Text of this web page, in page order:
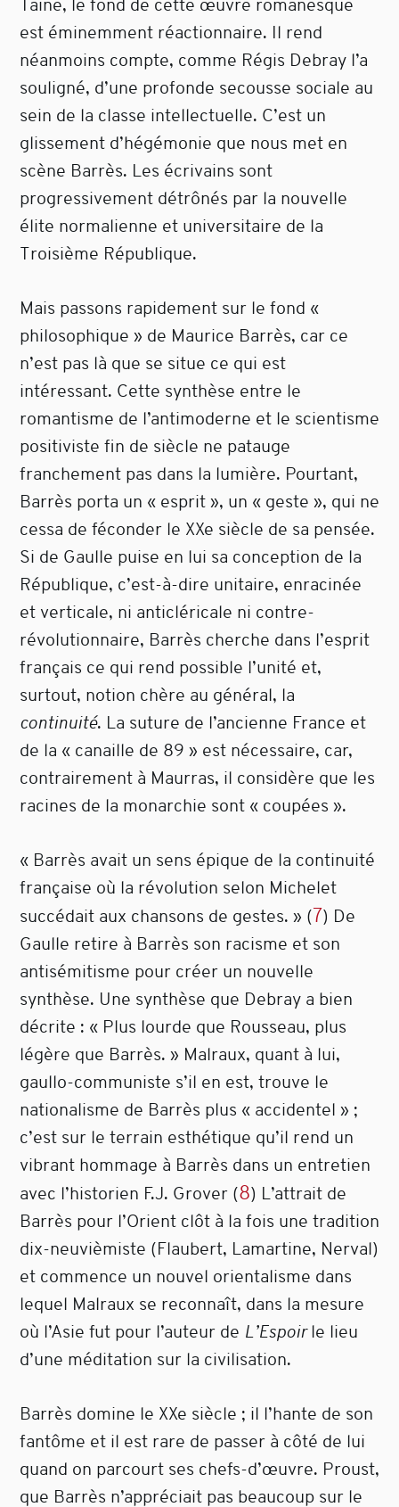
Taine, le fond de cette œuvre romanesque
est éminemment réactionnaire. Il rend
néanmoins compte, comme Régis Debray l’a
souligné, d’une profonde secousse sociale au
sein de la classe intellectuelle. C’est un
glissement d’hégémonie que nous met en
scène Barrès. Les écrivains sont
progressivement détrônés par la nouvelle
élite normalienne et universitaire de la
Troisième République.
Mais passons rapidement sur le fond «
philosophique » de Maurice Barrès, car ce
n’est pas là que se situe ce qui est
intéressant. Cette synthèse entre le
romantisme de l’antimoderne et le scientisme
positiviste fin de siècle ne patauge
franchement pas dans la lumière. Pourtant,
Barrès porta un « esprit », un « geste », qui ne
cessa de féconder le XXe siècle de sa pensée.
Si de Gaulle puise en lui sa conception de la
République, c’est-à-dire unitaire, enracinée
et verticale, ni anticléricale ni contre-
révolutionnaire, Barrès cherche dans l’esprit
français ce qui rend possible l’unité et,
surtout, notion chère au général, la
continuité. La suture de l’ancienne France et
de la « canaille de 89 » est nécessaire, car,
contrairement à Maurras, il considère que les
racines de la monarchie sont « coupées ».
« Barrès avait un sens épique de la continuité
française où la révolution selon Michelet
succédait aux chansons de gestes. » (7) De
Gaulle retire à Barrès son racisme et son
antisémitisme pour créer un nouvelle
synthèse. Une synthèse que Debray a bien
décrite : « Plus lourde que Rousseau, plus
légère que Barrès. » Malraux, quant à lui,
gaullo-communiste s’il en est, trouve le
nationalisme de Barrès plus « accidentel » ;
c’est sur le terrain esthétique qu’il rend un
vibrant hommage à Barrès dans un entretien
avec l’historien F.J. Grover (8) L’attrait de
Barrès pour l’Orient clôt à la fois une tradition
dix-neuvièmiste (Flaubert, Lamartine, Nerval)
et commence un nouvel orientalisme dans
lequel Malraux se reconnaît, dans la mesure
où l’Asie fut pour l’auteur de L’Espoirle lieu
d’une méditation sur la civilisation.
Barrès domine le XXe siècle ; il l’hante de son
fantôme et il est rare de passer à côté de lui
quand on parcourt ses chefs-d’œuvre. Proust,
que Barrès n’appréciait pas beaucoup sur le